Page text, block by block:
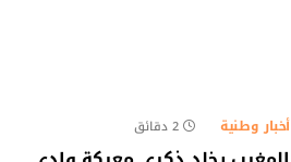
أخبار وطنية 2 دقائق